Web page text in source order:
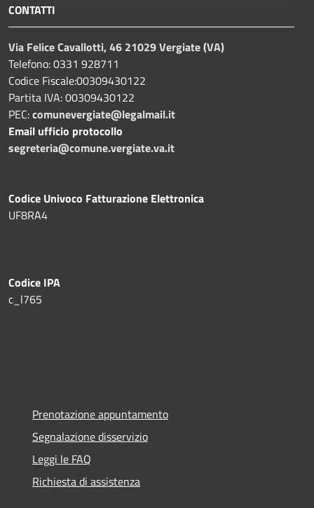
CONTATTI
Via Felice Cavallotti, 46 21029 Vergiate (VA)
Telefono: 0331 928711
Codice Fiscale:00309430122
Partita IVA: 00309430122
PEC:comunevergiate@legalmail.it
Email ufficio protocollo
segreteria@comune.vergiate.va.it
Codice Univoco Fatturazione Elettronica
UF8RA4
Codice IPA
c_l765
Prenotazione appuntamento
Segnalazione disservizio
Leggi le FAQ
Richiesta di assistenza